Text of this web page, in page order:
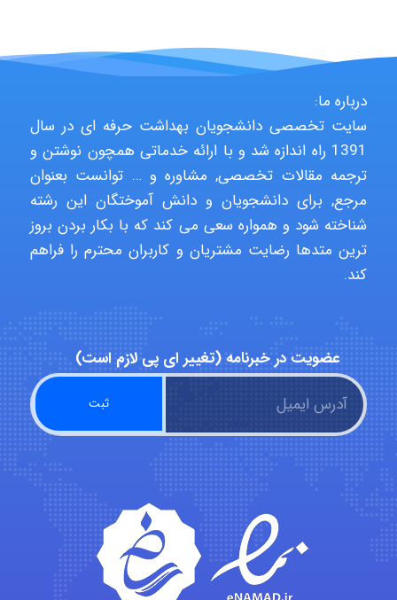
aghajari vahid
Poubakhtiari
Alirez0990
hosein abdolvand
Kati
emami
درباره ما:
سایت تخصصی دانشجویان بهداشت حرفه ای در سال
1391 راه اندازه شد و با ارائه خدماتی همچون نوشتن و
ترجمه مقالات تخصصی, مشاوره و … توانست بعنوان
مرجع, برای دانشجویان و دانش آموختگان این رشته
شناخته شود و همواره سعی می کند که با بکار بردن بروز
ترین متدها رضایت مشتریان و کاربران محترم را فراهم
کند.
عضویت در خبرنامه (تغییر ای پی لازم است)